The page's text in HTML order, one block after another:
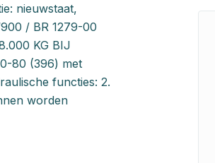
nieuwstaat,
/ BR 1279-00
KG BIJ
80 (396) met
functies: 2.
worden